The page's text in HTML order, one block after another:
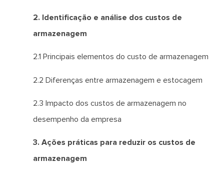
2. Identificação e análise dos custos de
armazenagem
2.1 Principais elementos do custo de armazenagem
2.2 Diferenças entre armazenagem e estocagem
2.3 Impacto dos custos de armazenagem no
desempenho da empresa
3. Ações práticas para reduzir os custos de
armazenagem